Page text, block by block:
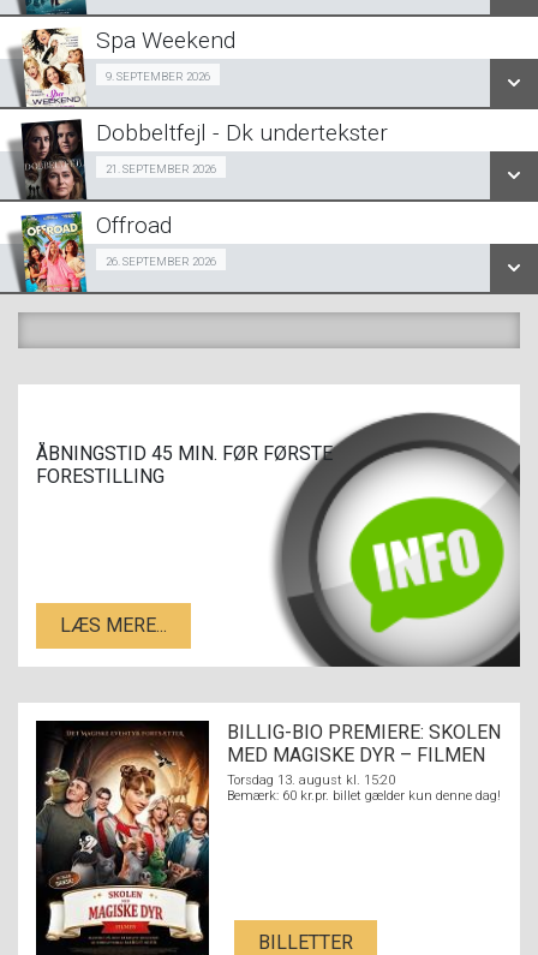
LÆS MERE
SE ALLE DAGE
LÆS MERE
Spa Weekend
9. SEPTEMBER 2026Girls Night Out 09/09
SE ALLE DAGE
LÆS MERE
Dobbeltfejl - Dk undertekster
21. SEPTEMBER 2026Forpremiere 21/09
SE ALLE DAGE
LÆS MERE
Offroad
26. SEPTEMBER 2026Snigpremiere 26/09
ÅBNINGSTID 45 MIN. FØR FØRSTE
FORESTILLING
LÆS MERE...
BILLIG-BIO PREMIERE: SKOLEN
MED MAGISKE DYR – FILMEN
Torsdag 13. august kl. 15:20
Bemærk: 60 kr.pr. billet gælder kun denne dag!
BILLETTER